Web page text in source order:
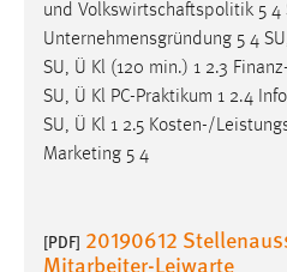
und Volkswirtschaftspolitik 5 4
Unternehmensgründung 5 4
SU, Ü Kl (120 min.) 1 2.3
SU, Ü Kl PC-Praktikum 1 2.4
SU, Ü Kl 1 2.5 Kosten-/
Marketing 5 4
[PDF] 20190612
Mitarbeiter-Leiwarte